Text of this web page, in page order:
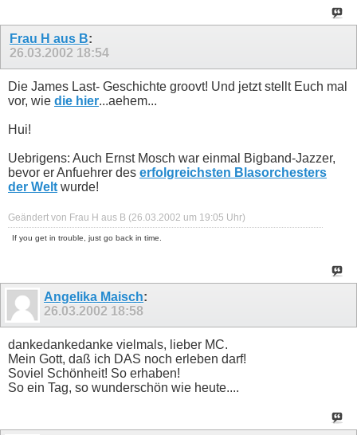
Frau H aus B:
26.03.2002 18:54
Die James Last- Geschichte groovt! Und jetzt stellt Euch mal
vor, wie die hier...aehem...
Hui!
Uebrigens: Auch Ernst Mosch war einmal Bigband-Jazzer,
bevor er Anfuehrer des erfolgreichsten Blasorchesters
der Welt wurde!
Geändert von Frau H aus B (26.03.2002 um 19:05 Uhr)
If you get in trouble, just go back in time.
Angelika Maisch:
26.03.2002 18:58
dankedankedanke vielmals, lieber MC.
Mein Gott, daß ich DAS noch erleben darf!
Soviel Schönheit! So erhaben!
So ein Tag, so wunderschön wie heute....